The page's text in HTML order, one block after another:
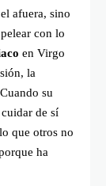
afuera, sino
con lo
en Virgo
la
su
de sí
que otros no
ha